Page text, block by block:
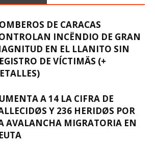
DE CARACAS
INCËNDIO DE GRAN
EN EL LLANITO SIN
DE VÍCTIMÄS (+
A 14 LA CIFRA DE
Y 236 HERIDØS POR
AVALANCHA MIGRATORIA EN